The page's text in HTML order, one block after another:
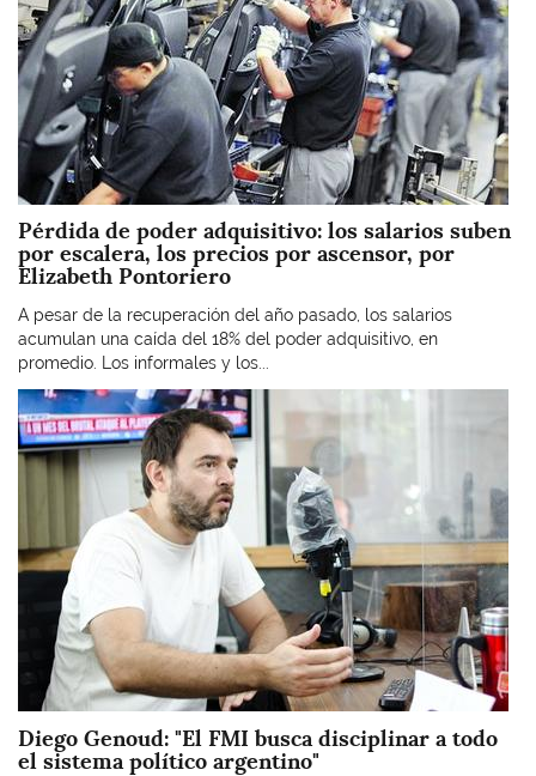
Pérdida de poder adquisitivo: los salarios suben
por escalera, los precios por ascensor, por
Elizabeth Pontoriero
A pesar de la recuperación del año pasado, los salarios
acumulan una caída del 18% del poder adquisitivo, en
promedio. Los informales y los...
Imagen
Diego Genoud: "El FMI busca disciplinar a todo
el sistema político argentino"